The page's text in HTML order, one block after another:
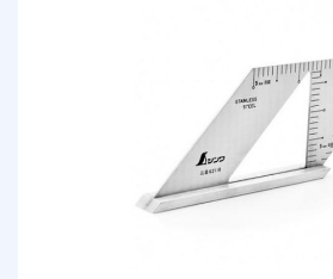
FERS & PLAQUETTES
LAMES SCIES RUBAN